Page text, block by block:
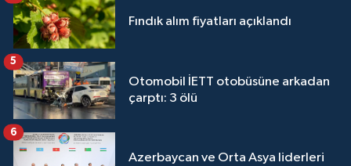
Fındık alım fiyatları açıklandı
Otomobil İETT otobüsüne arkadan
çarptı: 3 ölü
5
Azerbaycan ve Orta Asya liderleri
6